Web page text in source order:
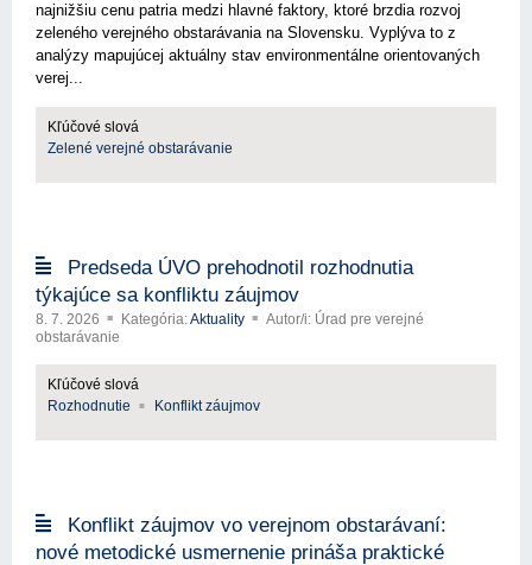
najnižšiu cenu patria medzi hlavné faktory, ktoré brzdia rozvoj
zeleného verejného obstarávania na Slovensku. Vyplýva to z
analýzy mapujúcej aktuálny stav environmentálne orientovaných
verej...
Kľúčové slová
Zelené verejné obstarávanie
Predseda ÚVO prehodnotil rozhodnutia
týkajúce sa konfliktu záujmov
8. 7. 2026 Kategória:Aktuality
Autor/i: Úrad pre verejné
obstarávanie
Kľúčové slová
Rozhodnutie
Konflikt záujmov
Konflikt záujmov vo verejnom obstarávaní:
nové metodické usmernenie prináša praktické